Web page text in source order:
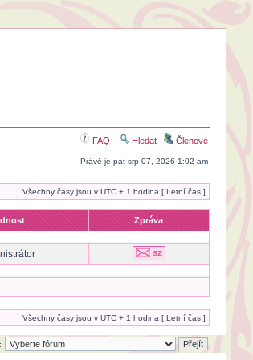
FAQ Hledat Členové
Právě je pát srp 07, 2026 1:02 am
Všechny časy jsou v UTC + 1 hodina [ Letní čas ]
Zpráva
Všechny časy jsou v UTC + 1 hodina [ Letní čas ]